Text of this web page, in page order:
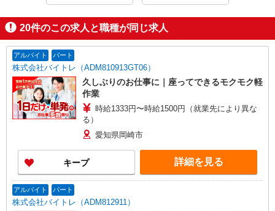
お気軽にご応募ください！
■面接は電話なので私服でOK！
■自宅でできるオンライン面接もあります。
■応募から面接まで最短15分で完了します！
■面接・入社日はご相談に応じます。在職中の方もお気軽にご応募く
ださい！
20件のこの求人と職種が同じ求人
アルバイト パート
株式会社バイトレ（ADM810913GT06）
久しぶりのお仕事に｜座ってできるモクモク軽
作業
時給1333円〜時給1500円（就業先により異な
る）
愛知県岡崎市
キープ 詳細を見る
アルバイト パート
株式会社バイトレ（ADM812911）